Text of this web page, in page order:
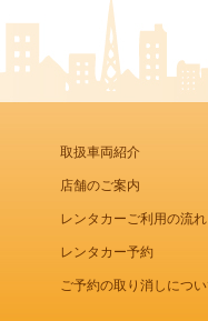
取扱車両紹介
店舗のご案内
レンタカーご利用の流れ
レンタカー予約
ご予約の取り消しにつ